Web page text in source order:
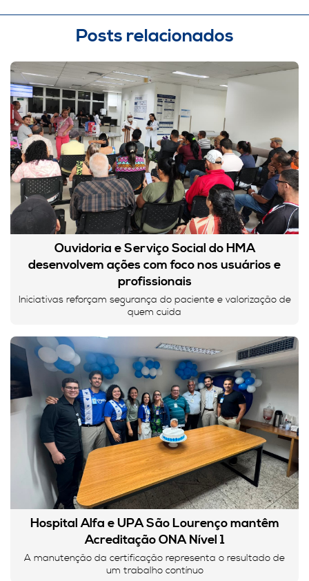
Posts relacionados
Ouvidoria e Serviço Social do HMA
desenvolvem ações com foco nos usuários e
profissionais
Iniciativas reforçam segurança do paciente e valorização de
quem cuida
Hospital Alfa e UPA São Lourenço mantêm
Acreditação ONA Nível 1
A manutenção da certificação representa o resultado de
um trabalho contínuo